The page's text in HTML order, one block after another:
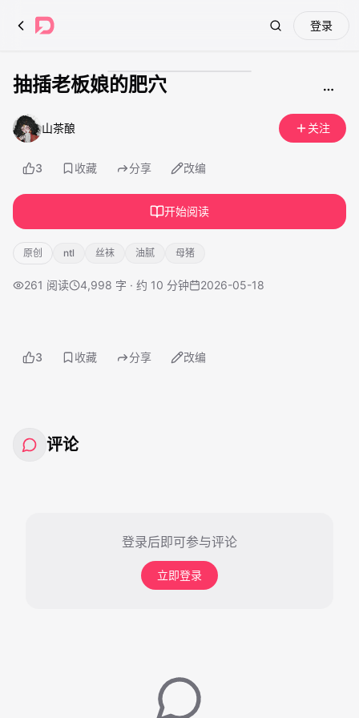
Search登录
抽插老板娘的肥穴
山茶酿 关注
3 收藏 分享 改编
开始阅读
原创 ntl 丝袜 油腻 母猪
261 阅读 4,998 字 · 约 10 分钟 2026-05-18
3 收藏 分享 改编
评论
登录后即可参与评论
立即登录